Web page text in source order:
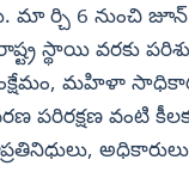
మా ర్చి 6 నుంచి
స్థాయి వరకు
మహిళా
పరిరక్షణ వంటి